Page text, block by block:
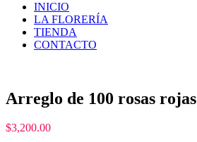
INICIO
LA FLORERÍA
TIENDA
CONTACTO
Arreglo de 100 rosas rojas
$3,200.00